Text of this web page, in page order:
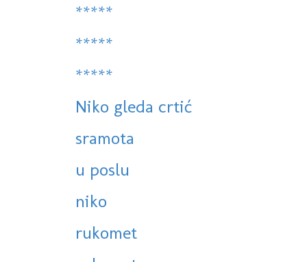
*****
*****
*****
Niko gleda crtić
sramota
u poslu
niko
rukomet